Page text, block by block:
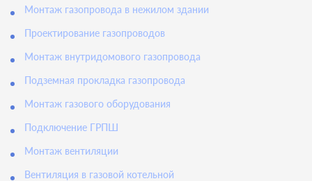
Монтаж газопровода в нежилом здании
Проектирование газопроводов
Монтаж внутридомового газопровода
Подземная прокладка газопровода
Монтаж газового оборудования
Подключение ГРПШ
Монтаж вентиляции
Вентиляция в газовой котельной